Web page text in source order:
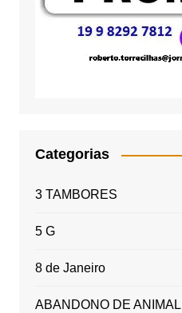
Categorias
3 TAMBORES
5 G
8 de Janeiro
ABANDONO DE ANIMAL